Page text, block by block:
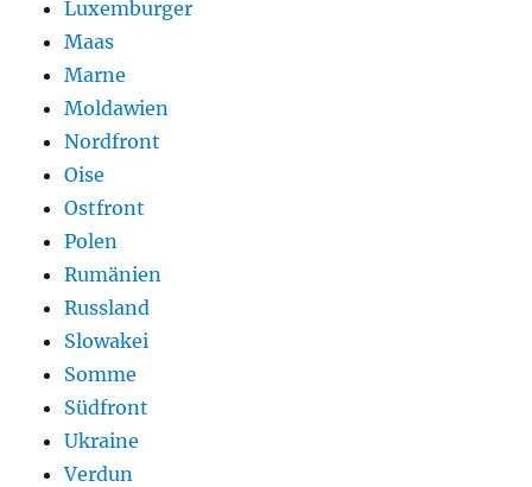
Luxemburger
Maas
Marne
Moldawien
Nordfront
Oise
Ostfront
Polen
Rumänien
Russland
Slowakei
Somme
Südfront
Ukraine
Verdun